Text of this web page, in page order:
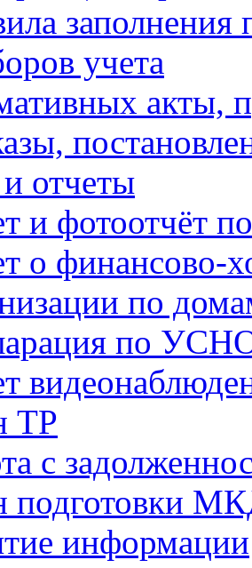
заполнения
учета
акты,
отчеты
и фотоотчёт
о финансово-
по
по
ТР
с
подготовки
информации